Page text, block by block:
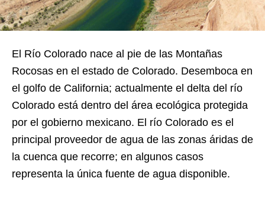
El Río Colorado nace al pie de las Montañas
Rocosas en el estado de Colorado. Desemboca en
el golfo de California; actualmente el delta del río
Colorado está dentro del área ecológica protegida
por el gobierno mexicano. El río Colorado es el
principal proveedor de agua de las zonas áridas de
la cuenca que recorre; en algunos casos
representa la única fuente de agua disponible.